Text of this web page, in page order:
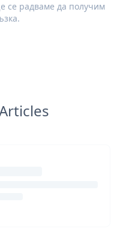
се радваме да получим
.